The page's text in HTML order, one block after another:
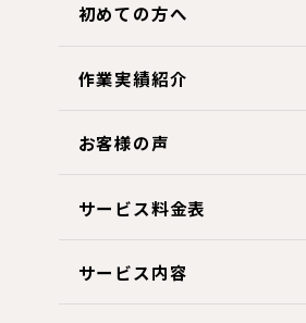
初めての方へ
作業実績紹介
お客様の声
サービス料金表
サービス内容